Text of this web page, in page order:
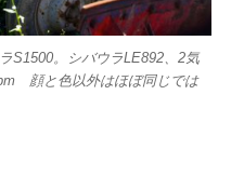
S1500。シバウラLE892、2気
顔と色以外はほぼ同じでは